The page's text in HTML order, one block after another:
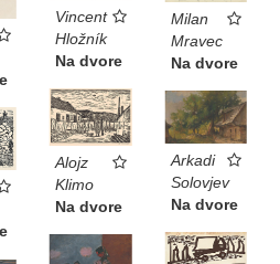
Vincent
Hložník
Na dvore
Milan
Mravec
Na dvore
Alojz
Klimo
Na dvore
Arkadi
Solovjev
Na dvore